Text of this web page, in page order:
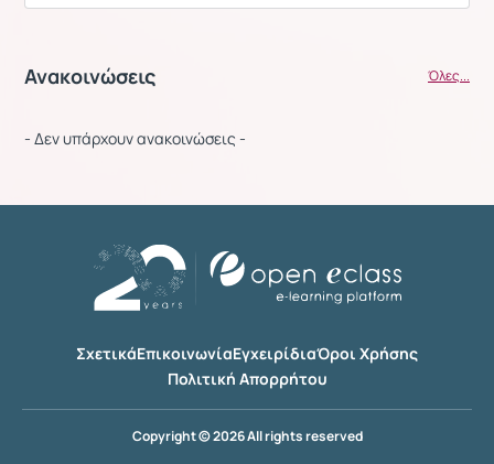
Ανακοινώσεις Όλες...
- Δεν υπάρχουν ανακοινώσεις -
ΣχετικάΕπικοινωνίαΕγχειρίδιαΌροι Χρήσης
Πολιτική Απορρήτου
Copyright © 2026 All rights reserved